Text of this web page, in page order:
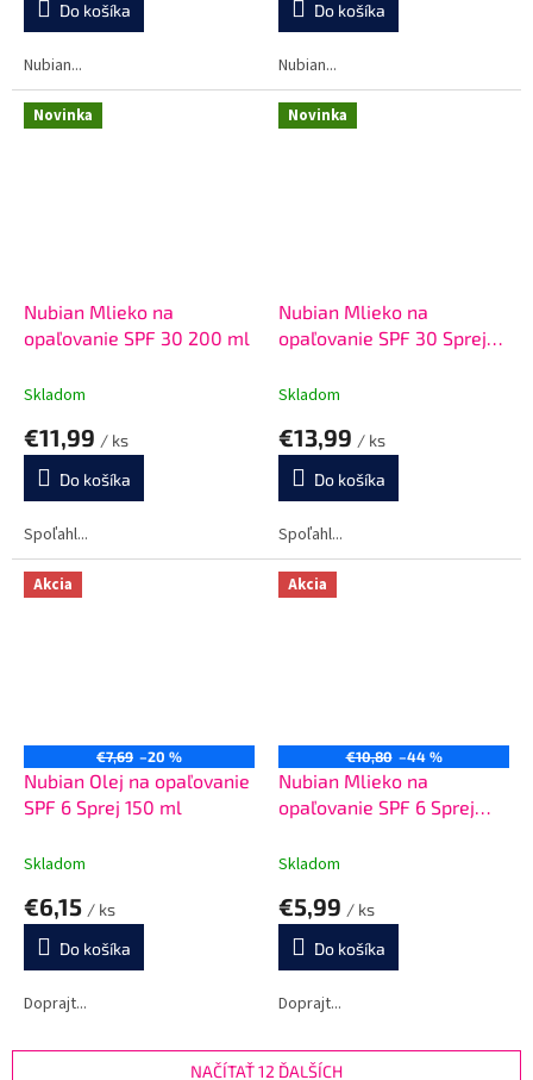
Do košíka
Nubian...
Do košíka
Nubian...
Novinka
Nubian Mlieko na
opaľovanie SPF 30 200 ml
Skladom
€11,99 / ks
Do košíka
Spoľahl...
Novinka
Nubian Mlieko na
opaľovanie SPF 30 Sprej
Skladom
€13,99 / ks
Do košíka
Spoľahl...
Akcia
€7,69 –20 %
Nubian Olej na opaľovanie
SPF 6 Sprej 150 ml
Skladom
€6,15 / ks
Do košíka
Doprajt...
Akcia
€10,80 –44 %
Nubian Mlieko na
opaľovanie SPF 6 Sprej
Skladom
€5,99 / ks
Do košíka
Doprajt...
NAČÍTAŤ 12 ĎALŠÍCH